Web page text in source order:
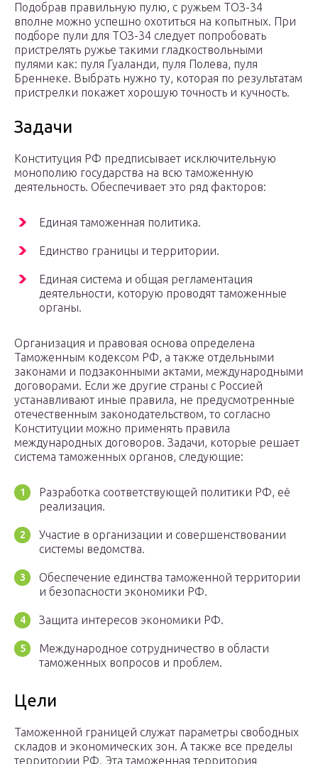
Подобрав правильную пулю, с ружьем ТОЗ-34
вполне можно успешно охотиться на копытных. При
подборе пули для ТОЗ-34 следует попробовать
пристрелять ружье такими гладкоствольными
пулями как: пуля Гуаланди, пуля Полева, пуля
Бреннеке. Выбрать нужно ту, которая по результатам
пристрелки покажет хорошую точность и кучность.
Задачи
Конституция РФ предписывает исключительную
монополию государства на всю таможенную
деятельность. Обеспечивает это ряд факторов:
Единая таможенная политика.
Единство границы и территории.
Единая система и общая регламентация
деятельности, которую проводят таможенные
органы.
Организация и правовая основа определена
Таможенным кодексом РФ, а также отдельными
законами и подзаконными актами, международными
договорами. Если же другие страны с Россией
устанавливают иные правила, не предусмотренные
отечественным законодательством, то согласно
Конституции можно применять правила
международных договоров. Задачи, которые решает
система таможенных органов, следующие:
Разработка соответствующей политики РФ, её
реализация.
Участие в организации и совершенствовании
системы ведомства.
Обеспечение единства таможенной территории
и безопасности экономики РФ.
Защита интересов экономики РФ.
Международное сотрудничество в области
таможенных вопросов и проблем.
Цели
Таможенной границей служат параметры свободных
складов и экономических зон. А также все пределы
территории РФ. Эта таможенная территория